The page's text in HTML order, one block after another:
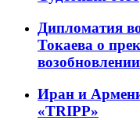
Дипломатия
Токаева о
Иран и
«TRIPP»